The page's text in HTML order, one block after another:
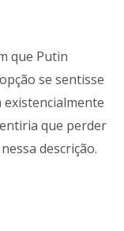
que Putin
se sentisse
existencialmente
que perder
descrição.